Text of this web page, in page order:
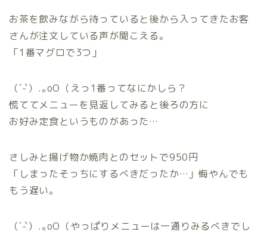
お茶を飲みながら待っていると後から入ってきたお客
さんが注文している声が聞こえる。
「1番マグロで3つ」
（´-`）.｡oO（えっ1番ってなにかしら？
慌ててメニューを見返してみると後ろの方に
お好み定食というものがあった…
さしみと揚げ物か焼肉とのセットで950円
「しまったそっちにするべきだったか…」悔やんでも
もう遅い。
（´-`）.｡oO（やっぱりメニューは一通りみるべきでし